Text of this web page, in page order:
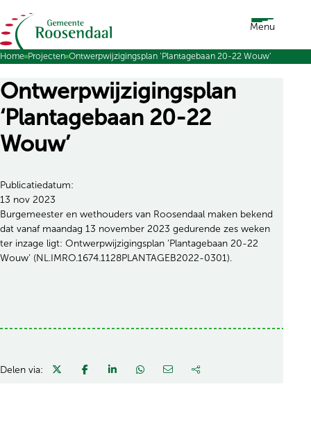
Ga naar de inhoud Menu
Home Projecten Ontwerpwijzigingsplan ‘Plantagebaan 20-22 Wouw’
Ontwerpwijzigingsplan
‘Plantagebaan 20-22
Wouw’
Publicatiedatum:
13 nov 2023
Burgemeester en wethouders van Roosendaal maken bekend
dat vanaf maandag 13 november 2023 gedurende zes weken
ter inzage ligt: Ontwerpwijzigingsplan ‘Plantagebaan 20-22
Wouw’ (NL.IMRO.1674.1128PLANTAGEB2022-0301).
Delen via: